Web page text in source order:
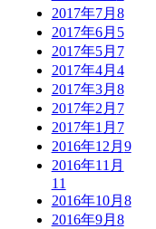
2017年7月 8
2017年6月 5
2017年5月 7
2017年4月 4
2017年3月 8
2017年2月 7
2017年1月 7
2016年12月 9
2016年11月
11
2016年10月 8
2016年9月 8